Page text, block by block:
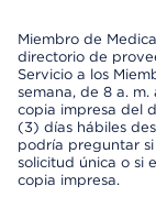
Miembro de
directorio de
Servicio a los
semana, de 8 a.
copia impresa del
(3) días hábiles
podría preguntar
solicitud única o si
copia impresa.